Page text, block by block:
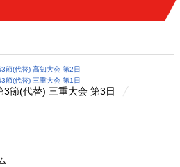
3節(代替) 高知大会 第2日
3節(代替) 三重大会 第1日
3節(代替) 三重大会 第3日